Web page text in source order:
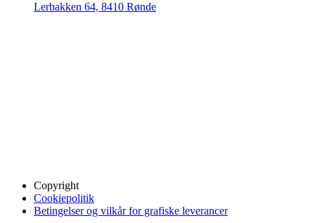
Lerbakken 64, 8410 Rønde
Copyright
Cookiepolitik
Betingelser og vilkår for grafiske leverancer